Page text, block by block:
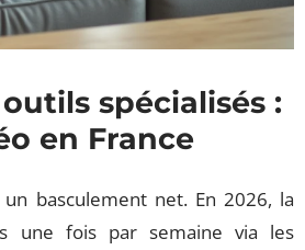
spécialisés :
en France
basculement net. En 2026, la
une fois par semaine via les